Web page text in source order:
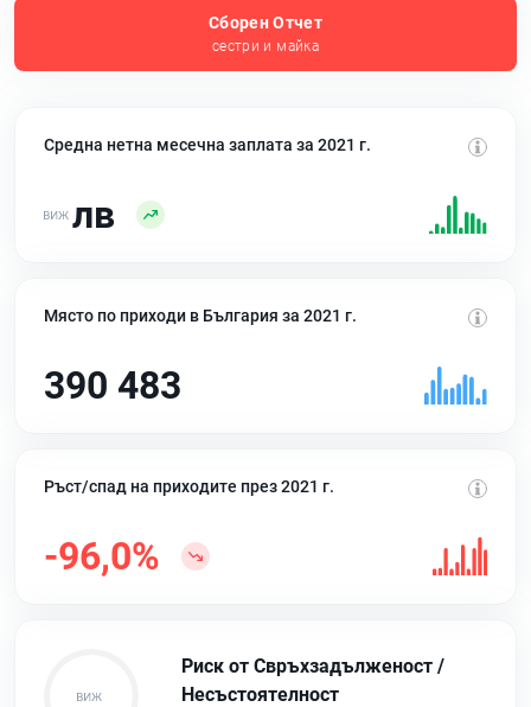
Сборен Отчет
сестри и майка
Средна нетна месечна заплата за 2021 г.
лв
Място по приходи в България за 2021 г.
390 483
Ръст/спад на приходите през 2021 г.
-96,0%
Риск от Свръхзадълженост /
Несъстоятелност